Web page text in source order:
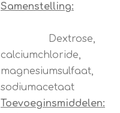
Samenstelling:
Dextrose,
calciumchloride,
magnesiumsulfaat,
sodiumacetaat
Toevoeginsmiddelen: